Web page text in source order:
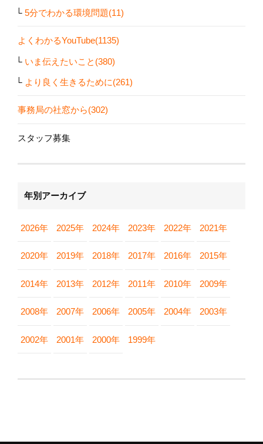
5分でわかる環境問題(11)
よくわかるYouTube(1135)
いま伝えたいこと(380)
より良く生きるために(261)
事務局の社窓から(302)
スタッフ募集
年別アーカイブ
2026年 2025年 2024年 2023年 2022年 2021年
2020年 2019年 2018年 2017年 2016年 2015年
2014年 2013年 2012年 2011年 2010年 2009年
2008年 2007年 2006年 2005年 2004年 2003年
2002年 2001年 2000年 1999年